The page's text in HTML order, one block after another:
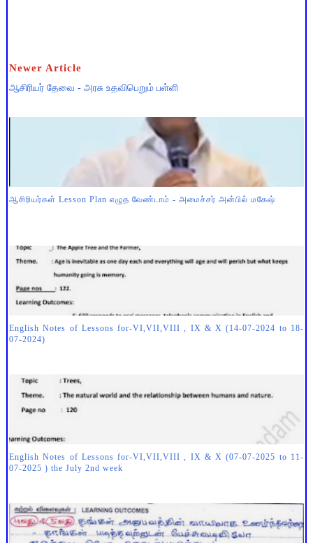
Newer Article
ஆசிரியர் தேவை - அரசு உதவிபெறும் பள்ளி
ஆசிரியர்கள் Lesson Plan எழுத வேண்டாம் - அமைச்சர் அன்பில் மகேஷ்
English Notes of Lessons for-VI,VII,VIII , IX & X (14-07-2024 to 18-
07-2024)
English Notes of Lessons for-VI,VII,VIII , IX & X (07-07-2025 to 11-
07-2025 ) the July 2nd week